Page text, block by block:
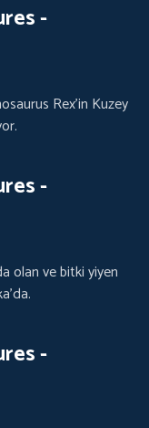
-
Rex'in Kuzey
-
olan ve bitki yiyen
-